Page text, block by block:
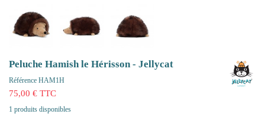
Peluche Hamish le Hérisson - Jellycat
Référence HAM1H
75,00 € TTC
1 produits disponibles